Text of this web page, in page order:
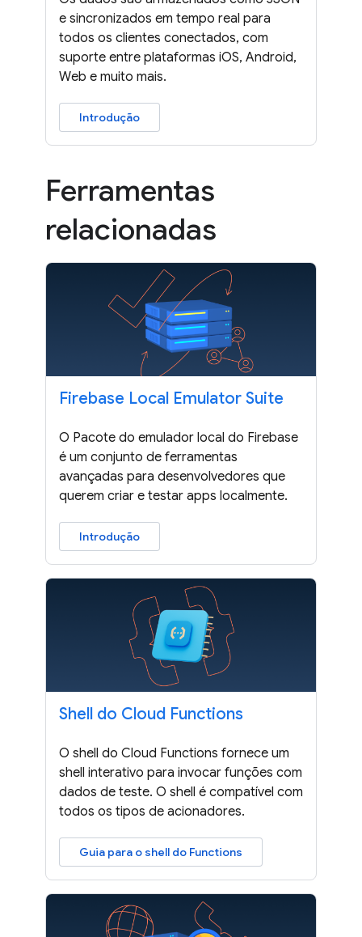
e sincronizados em tempo real para
todos os clientes conectados, com
suporte entre plataformas iOS, Android,
Web e muito mais.
Introdução
Ferramentas
relacionadas
Firebase Local Emulator Suite
O Pacote do emulador local do Firebase
é um conjunto de ferramentas
avançadas para desenvolvedores que
querem criar e testar apps localmente.
Introdução
Shell do Cloud Functions
O shell do Cloud Functions fornece um
shell interativo para invocar funções com
dados de teste. O shell é compatível com
todos os tipos de acionadores.
Guia para o shell do Functions